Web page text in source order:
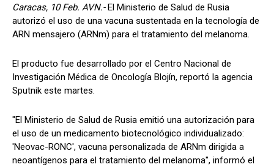
Caracas, 10 Feb. AVN.-El Ministerio de Salud de Rusia
autorizó el uso de una vacuna sustentada en la tecnología de
ARN mensajero (ARNm) para el tratamiento del melanoma.
El producto fue desarrollado por el Centro Nacional de
Investigación Médica de Oncología Blojín, reportó la agencia
Sputnik este martes.
"El Ministerio de Salud de Rusia emitió una autorización para
el uso de un medicamento biotecnológico individualizado:
'Neovac-RONC', vacuna personalizada de ARNm dirigida a
neoantígenos para el tratamiento del melanoma", informó el